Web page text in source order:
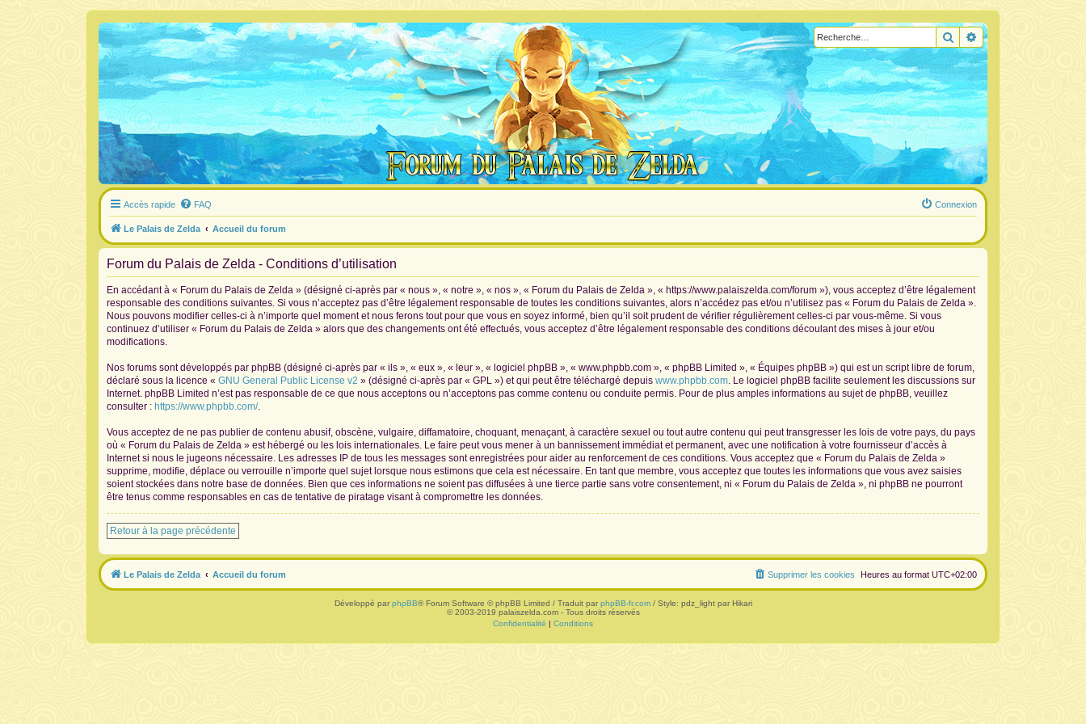
RechercherRecherche avancée
Accès rapide FAQ Connexion
Le Palais de Zelda Accueil du forum
Forum du Palais de Zelda - Conditions d’utilisation
En accédant à « Forum du Palais de Zelda » (désigné ci-après par « nous », « notre », « nos », « Forum du Palais de Zelda », « https://www.palaiszelda.com/forum »), vous acceptez d’être légalement
responsable des conditions suivantes. Si vous n’acceptez pas d’être légalement responsable de toutes les conditions suivantes, alors n’accédez pas et/ou n’utilisez pas « Forum du Palais de Zelda ».
Nous pouvons modifier celles-ci à n’importe quel moment et nous ferons tout pour que vous en soyez informé, bien qu’il soit prudent de vérifier régulièrement celles-ci par vous-même. Si vous
continuez d’utiliser « Forum du Palais de Zelda » alors que des changements ont été effectués, vous acceptez d’être légalement responsable des conditions découlant des mises à jour et/ou
modifications.
Nos forums sont développés par phpBB (désigné ci-après par « ils », « eux », « leur », « logiciel phpBB », « www.phpbb.com », « phpBB Limited », « Équipes phpBB ») qui est un script libre de forum,
déclaré sous la licence « GNU General Public License v2 » (désigné ci-après par « GPL ») et qui peut être téléchargé depuis www.phpbb.com. Le logiciel phpBB facilite seulement les discussions sur
Internet. phpBB Limited n’est pas responsable de ce que nous acceptons ou n’acceptons pas comme contenu ou conduite permis. Pour de plus amples informations au sujet de phpBB, veuillez
consulter : https://www.phpbb.com/.
Vous acceptez de ne pas publier de contenu abusif, obscène, vulgaire, diffamatoire, choquant, menaçant, à caractère sexuel ou tout autre contenu qui peut transgresser les lois de votre pays, du pays
où « Forum du Palais de Zelda » est hébergé ou les lois internationales. Le faire peut vous mener à un bannissement immédiat et permanent, avec une notification à votre fournisseur d’accès à
Internet si nous le jugeons nécessaire. Les adresses IP de tous les messages sont enregistrées pour aider au renforcement de ces conditions. Vous acceptez que « Forum du Palais de Zelda »
supprime, modifie, déplace ou verrouille n’importe quel sujet lorsque nous estimons que cela est nécessaire. En tant que membre, vous acceptez que toutes les informations que vous avez saisies
soient stockées dans notre base de données. Bien que ces informations ne soient pas diffusées à une tierce partie sans votre consentement, ni « Forum du Palais de Zelda », ni phpBB ne pourront
être tenus comme responsables en cas de tentative de piratage visant à compromettre les données.
Retour à la page précédente
Le Palais de Zelda Accueil du forum Heures au format UTC+02:00
Supprimer les cookies
Développé par phpBB® Forum Software © phpBB Limited / Traduit par phpBB-fr.com/ Style: pdz_light par Hikari
© 2003-2019 palaiszelda.com - Tous droits réservés
Confidentialité | Conditions